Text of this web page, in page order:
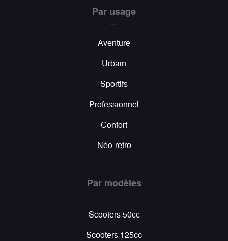
Par usage
Aventure
Urbain
Sportifs
Professionnel
Confort
Néo-retro
Par modèles
Scooters 50cc
Scooters 125cc